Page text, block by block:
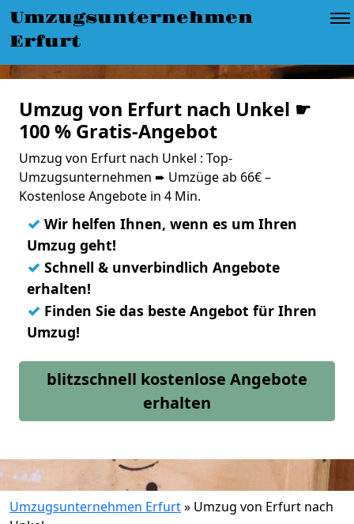
Umzugsunternehmen
Erfurt
Umzug von Erfurt nach Unkel ☛
100 % Gratis-Angebot
Umzug von Erfurt nach Unkel : Top-
Umzugsunternehmen ➨ Umzüge ab 66€ –
Kostenlose Angebote in 4 Min.
✓ Wir helfen Ihnen, wenn es um Ihren
Umzug geht!
✓ Schnell & unverbindlich Angebote
erhalten!
✓ Finden Sie das beste Angebot für Ihren
Umzug!
blitzschnell kostenlose Angebote
erhalten
Umzugsunternehmen Erfurt» Umzug von Erfurt nach